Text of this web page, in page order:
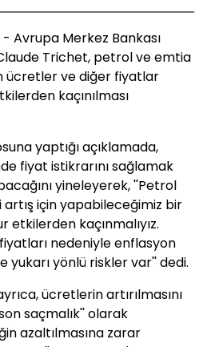
- Avrupa Merkez Bankası
Trichet, petrol ve emtia
ücretler ve diğer fiyatlar
kaçınılması
yaptığı açıklamada,
fiyat istikrarını sağlamak
yineleyerek, ''Petrol
için yapabileceğimiz bir
etkilerden kaçınmalıyız.
nedeniyle enflasyon
yukarı yönlü riskler var'' dedi.
ücretlerin artırılmasını
saçmalık'' olarak
azaltılmasına zarar